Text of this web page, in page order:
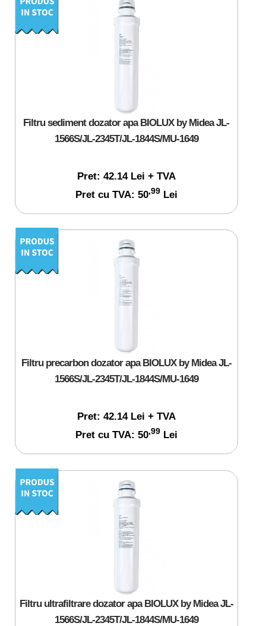
Filtru sediment dozator apa BIOLUX by Midea JL-
1566S/JL-2345T/JL-1844S/MU-1649
Pret: 42.14 Lei + TVA
Pret cu TVA: 50,99Lei
Filtru precarbon dozator apa BIOLUX by Midea JL-
1566S/JL-2345T/JL-1844S/MU-1649
Pret: 42.14 Lei + TVA
Pret cu TVA: 50,99Lei
Filtru ultrafiltrare dozator apa BIOLUX by Midea JL-
1566S/JL-2345T/JL-1844S/MU-1649